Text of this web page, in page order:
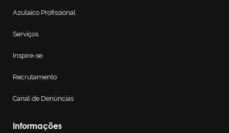
Azulaico Profissional
Serviços
Inspire-se
Recrutamento
Canal de Denúncias
Informações